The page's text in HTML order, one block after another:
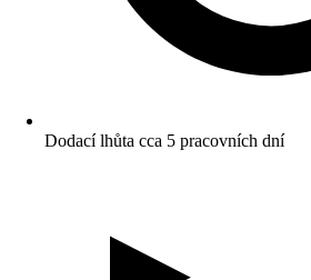
Dodací lhůta cca 5 pracovních dní